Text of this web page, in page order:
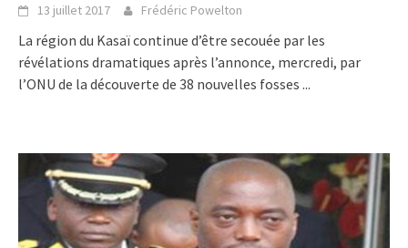
13 juillet 2017 Frédéric Powelton
La région du Kasaï continue d’être secouée par les
révélations dramatiques après l’annonce, mercredi, par
l’ONU de la découverte de 38 nouvelles fosses ...